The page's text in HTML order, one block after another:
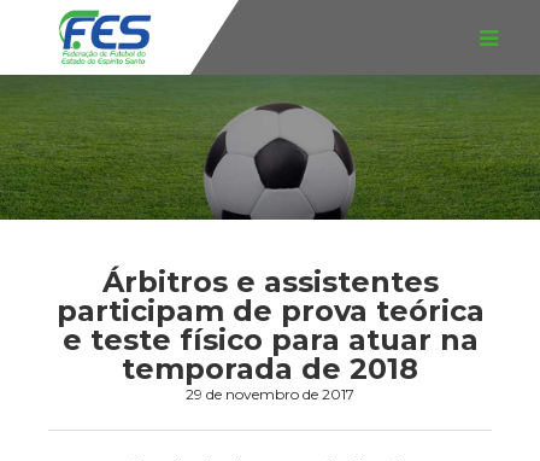
Árbitros e assistentes
participam de prova teórica
e teste físico para atuar na
temporada de 2018
29 de novembro de 2017